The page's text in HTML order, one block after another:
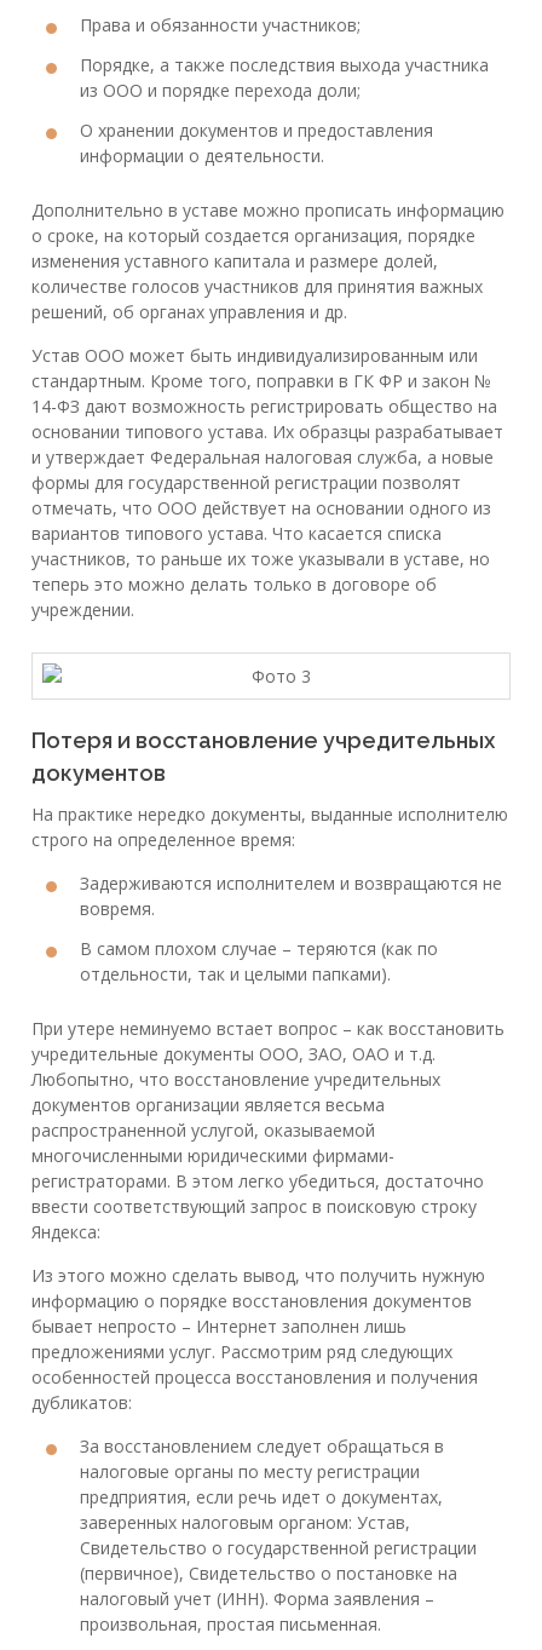
Права и обязанности участников;
Порядке, а также последствия выхода участника
из ООО и порядке перехода доли;
О хранении документов и предоставления
информации о деятельности.
Дополнительно в уставе можно прописать информацию
о сроке, на который создается организация, порядке
изменения уставного капитала и размере долей,
количестве голосов участников для принятия важных
решений, об органах управления и др.
Устав ООО может быть индивидуализированным или
стандартным. Кроме того, поправки в ГК ФР и закон №
14-ФЗ дают возможность регистрировать общество на
основании типового устава. Их образцы разрабатывает
и утверждает Федеральная налоговая служба, а новые
формы для государственной регистрации позволят
отмечать, что ООО действует на основании одного из
вариантов типового устава. Что касается списка
участников, то раньше их тоже указывали в уставе, но
теперь это можно делать только в договоре об
учреждении.
Потеря и восстановление учредительных
документов
На практике нередко документы, выданные исполнителю
строго на определенное время:
Задерживаются исполнителем и возвращаются не
вовремя.
В самом плохом случае – теряются (как по
отдельности, так и целыми папками).
При утере неминуемо встает вопрос – как восстановить
учредительные документы ООО, ЗАО, ОАО и т.д.
Любопытно, что восстановление учредительных
документов организации является весьма
распространенной услугой, оказываемой
многочисленными юридическими фирмами-
регистраторами. В этом легко убедиться, достаточно
ввести соответствующий запрос в поисковую строку
Яндекса:
Из этого можно сделать вывод, что получить нужную
информацию о порядке восстановления документов
бывает непросто – Интернет заполнен лишь
предложениями услуг. Рассмотрим ряд следующих
особенностей процесса восстановления и получения
дубликатов:
За восстановлением следует обращаться в
налоговые органы по месту регистрации
предприятия, если речь идет о документах,
заверенных налоговым органом: Устав,
Свидетельство о государственной регистрации
(первичное), Свидетельство о постановке на
налоговый учет (ИНН). Форма заявления –
произвольная, простая письменная.